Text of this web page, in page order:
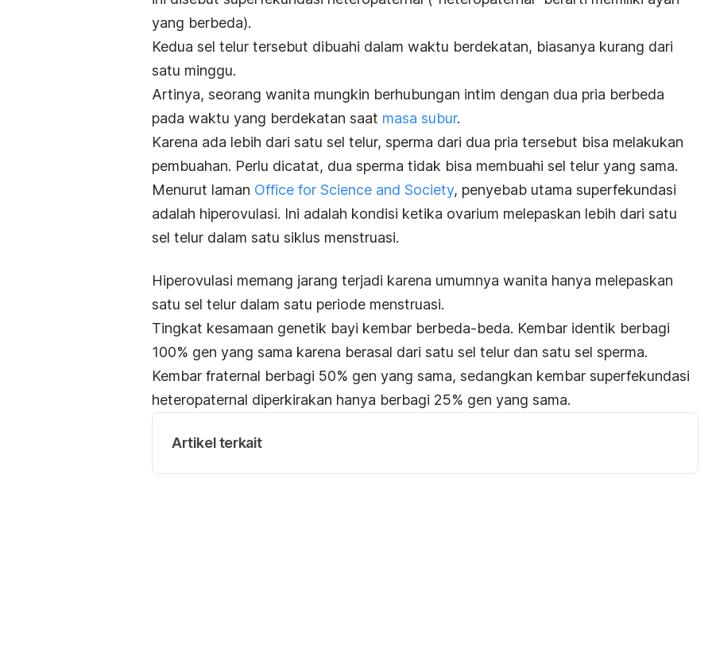
yang berbeda).
Kedua sel telur tersebut dibuahi dalam waktu berdekatan, biasanya kurang dari
satu minggu.
Artinya, seorang wanita mungkin berhubungan intim dengan dua pria berbeda
pada waktu yang berdekatan saat masa subur.
Karena ada lebih dari satu sel telur, sperma dari dua pria tersebut bisa melakukan
pembuahan. Perlu dicatat, dua sperma tidak bisa membuahi sel telur yang sama.
Menurut laman Office for Science and Society, penyebab utama superfekundasi
adalah hiperovulasi. Ini adalah kondisi ketika ovarium melepaskan lebih dari satu
sel telur dalam satu siklus menstruasi.
Hiperovulasi memang jarang terjadi karena umumnya wanita hanya melepaskan
satu sel telur dalam satu periode menstruasi.
Tingkat kesamaan genetik bayi kembar berbeda-beda. Kembar identik berbagi
100% gen yang sama karena berasal dari satu sel telur dan satu sel sperma.
Kembar fraternal berbagi 50% gen yang sama, sedangkan kembar superfekundasi
heteropaternal diperkirakan hanya berbagi 25% gen yang sama.
Artikel terkait